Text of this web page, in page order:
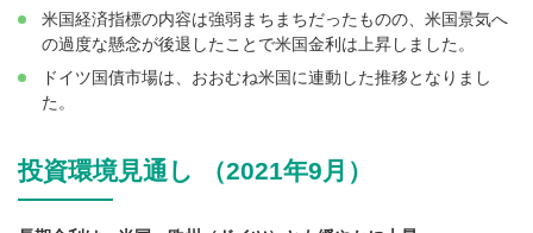
米国経済指標の内容は強弱まちまちだったものの、米国景気へ
の過度な懸念が後退したことで米国金利は上昇しました。
ドイツ国債市場は、おおむね米国に連動した推移となりまし
た。
投資環境見通し （2021年9月）